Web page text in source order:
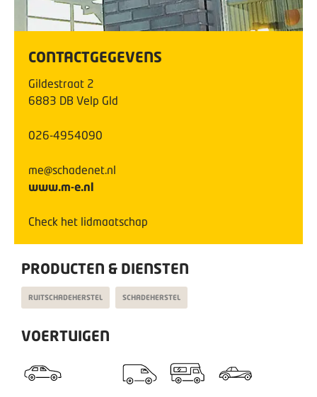
CONTACTGEGEVENS
Gildestraat 2
6883 DB Velp Gld
026-4954090
me@schadenet.nl
www.m-e.nl
Check het lidmaatschap
PRODUCTEN & DIENSTEN
RUITSCHADEHERSTEL SCHADEHERSTEL
VOERTUIGEN